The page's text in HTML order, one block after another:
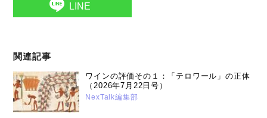
LINE
関連記事
ワインの評価その１：「テロワール」の正体
（2026年7月22日号）
NexTalk編集部